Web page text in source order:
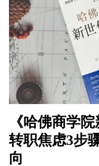
《哈佛商学
转职焦虑3步
向